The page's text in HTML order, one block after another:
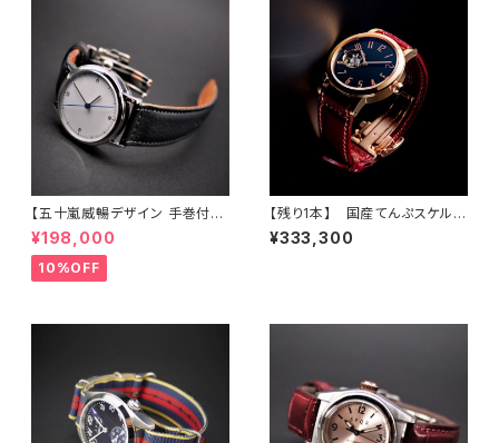
【五十嵐威暢デザイン 手巻付自
動巻 earth watch+稲穂・蜻蛉
・有田焼コラボレーション】 ブル
ー天秤秒針の白文字盤 × SOM
ES別注・国産高級車シート革ベ
¥198,000
10%OFF
【残り1本】 国産てんぷスケルト
ン機械式ムーブメント×木曽漆
の匠 荻上 文峰氏の卓越した技
¥333,300